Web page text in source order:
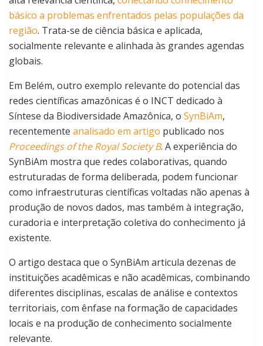
básico a problemas enfrentados pelas populações da
região. Trata-se de ciência básica e aplicada,
socialmente relevante e alinhada às grandes agendas
globais.
Em Belém, outro exemplo relevante do potencial das
redes científicas amazônicas é o INCT dedicado à
Síntese da Biodiversidade Amazônica, o SynBiAm,
recentemente analisado em artigo publicado nos
Proceedings of the Royal Society B. A experiência do
SynBiAm mostra que redes colaborativas, quando
estruturadas de forma deliberada, podem funcionar
como infraestruturas científicas voltadas não apenas à
produção de novos dados, mas também à integração,
curadoria e interpretação coletiva do conhecimento já
existente.
O artigo destaca que o SynBiAm articula dezenas de
instituições acadêmicas e não acadêmicas, combinando
diferentes disciplinas, escalas de análise e contextos
territoriais, com ênfase na formação de capacidades
locais e na produção de conhecimento socialmente
relevante.